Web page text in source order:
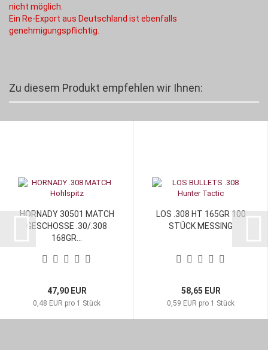
nicht möglich.
Ein Re-Export aus Deutschland ist ebenfalls
genehmigungspflichtig.
Zu diesem Produkt empfehlen wir Ihnen:
HORNADY 30501 MATCH
GESCHOSSE .30/.308
168GR...
47,90 EUR
0,48 EUR pro 1 Stück
LOS .308 HT 165GR 100
STÜCK MESSING
58,65 EUR
0,59 EUR pro 1 Stück